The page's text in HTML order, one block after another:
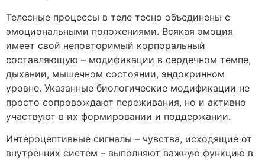
Телесные процессы в теле тесно объединены с
эмоциональными положениями. Всякая эмоция
имеет свой неповторимый корпоральный
составляющую – модификации в сердечном темпе,
дыхании, мышечном состоянии, эндокринном
уровне. Указанные биологические модификации не
просто сопровождают переживания, но и активно
участвуют в их формировании и поддержании.
Интероцептивные сигналы – чувства, исходящие от
внутренних систем – выполняют важную функцию в